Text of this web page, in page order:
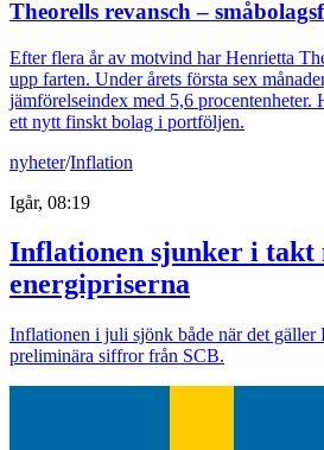
Theorells revansch –
Efter flera år av motvind har Henrietta
upp farten. Under årets första sex
jämförelseindex med 5,6 procentenheter.
ett nytt finskt bolag i portföljen.
nyheter/Inflation
Igår, 08:19
Inflationen sjunker i takt
energipriserna
Inflationen i juli sjönk både när det
preliminära siffror från SCB.